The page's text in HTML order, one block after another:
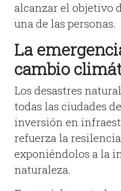
alcanzar el objetivo
una de las personas.
La
cambio
Los desastres
todas las ciudades
inversión en
refuerza la
exponiéndolos a la
naturaleza.